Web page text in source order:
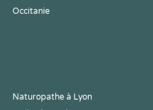
Occitanie
Naturopathe à Lyon